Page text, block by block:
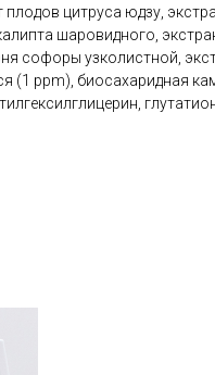
плодов цитруса юдзу,
шаровидного,
софоры узколистной,
(1 ppm), биосахаридная